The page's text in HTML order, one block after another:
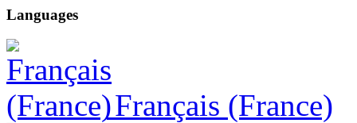
Languages
Français (France)